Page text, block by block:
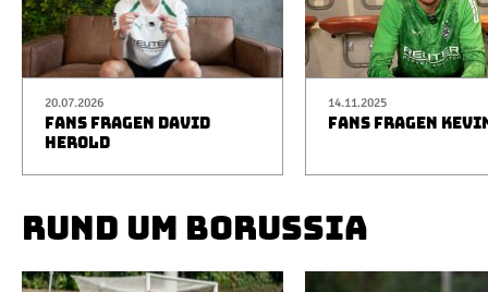
20.07.2026
FANS FRAGEN DAVID
HEROLD
14.11.2025
FANS FRAGEN
RUND UM BORUSSIA